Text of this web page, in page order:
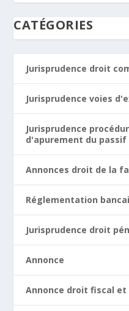
CATÉGORIES
Jurisprudence droit
Jurisprudence voies
Jurisprudence
d'apurement du passif
Annonces droit de la
Réglementation
Jurisprudence droit
Annonce
Annonce droit fiscal